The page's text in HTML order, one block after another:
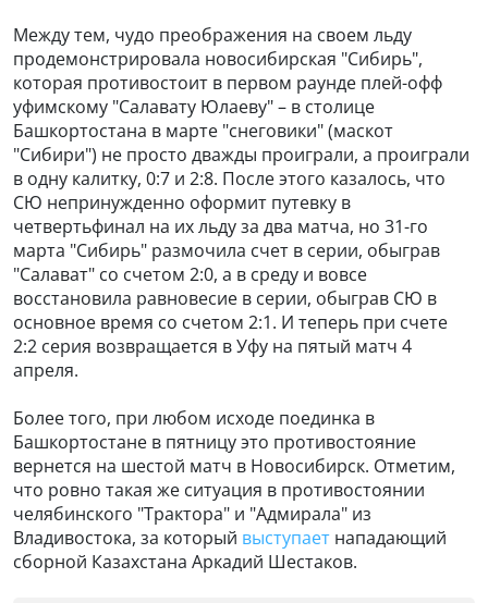
Между тем, чудо преображения на своем льду
продемонстрировала новосибирская "Сибирь",
которая противостоит в первом раунде плей-офф
уфимскому "Салавату Юлаеву" – в столице
Башкортостана в марте "снеговики" (маскот
"Сибири") не просто дважды проиграли, а проиграли
в одну калитку, 0:7 и 2:8. После этого казалось, что
СЮ непринужденно оформит путевку в
четвертьфинал на их льду за два матча, но 31-го
марта "Сибирь" размочила счет в серии, обыграв
"Салават" со счетом 2:0, а в среду и вовсе
восстановила равновесие в серии, обыграв СЮ в
основное время со счетом 2:1. И теперь при счете
2:2 серия возвращается в Уфу на пятый матч 4
апреля.
Более того, при любом исходе поединка в
Башкортостане в пятницу это противостояние
вернется на шестой матч в Новосибирск. Отметим,
что ровно такая же ситуация в противостоянии
челябинского "Трактора" и "Адмирала" из
Владивостока, за который выступает нападающий
сборной Казахстана Аркадий Шестаков.